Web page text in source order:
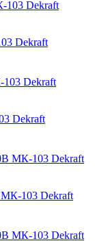
Dekraft
Dekraft
103 Dekraft